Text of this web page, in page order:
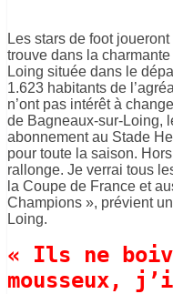
Les stars de foot
trouve dans la
Loing située dans le
1.623 habitants de
n’ont pas intérêt à
de Bagneaux-sur-Loing,
abonnement au Stade
pour toute la saison.
rallonge. Je verrai tous
la Coupe de France et
Champions », prévient
Loing.
« Ils ne
mousseux,